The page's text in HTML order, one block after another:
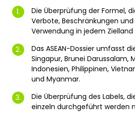
Die Überprüfung der Formel,
Verbote, Beschränkungen
Verwendung in jedem
Das ASEAN-Dossier umfasst
Singapur, Brunei Darussalam,
Indonesien, Philippinen,
und Myanmar.
Die Überprüfung des Labels,
einzeln durchgeführt werden